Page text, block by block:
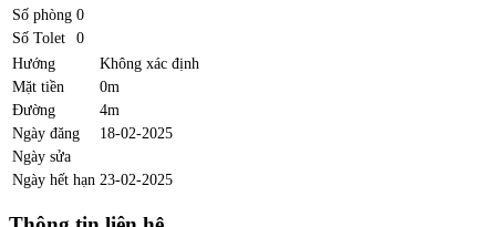
Số phòng 0
Số Tolet
0
Hướng
Không xác định
Mặt tiền
0m
Đường
4m
Ngày đăng
18-02-2025
Ngày sửa
Ngày hết hạn 23-02-2025